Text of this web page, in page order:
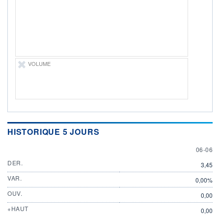
VOLUME
HISTORIQUE 5 JOURS
6 JUNE
06-06
DER.
3,45
VAR.
0,00%
OUV.
0,00
+HAUT
0,00